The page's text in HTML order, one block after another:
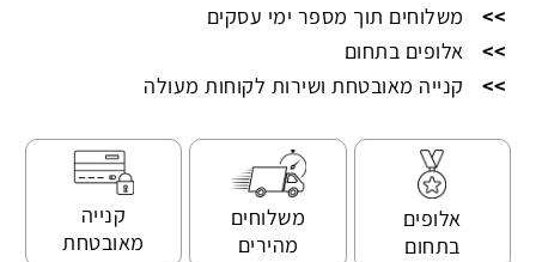
>>
משלוחים תוך מספר ימי עסקים
>>
אלופים בתחום
>>
קנייה מאובטחת ושירות לקוחות מעולה
אלופים
בתחום
משלוחים
מהירים
קנייה
מאובטחת